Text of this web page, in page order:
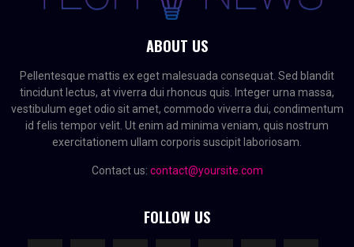
ABOUT US
Pellentesque mattis ex eget malesuada consequat. Sed blandit
tincidunt lectus, at viverra dui rhoncus quis. Integer urna massa,
vestibulum eget odio sit amet, commodo viverra dui, condimentum
id felis tempor velit. Ut enim ad minima veniam, quis nostrum
exercitationem ullam corporis suscipit laboriosam.
Contact us: contact@yoursite.com
FOLLOW US